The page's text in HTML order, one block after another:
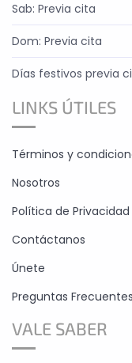
Sab: Previa cita
Dom: Previa cita
Días festivos previa
LINKS ÚTILES
Términos y
Nosotros
Política de Privacidad
Contáctanos
Únete
Preguntas Frecuentes
VALE SABER